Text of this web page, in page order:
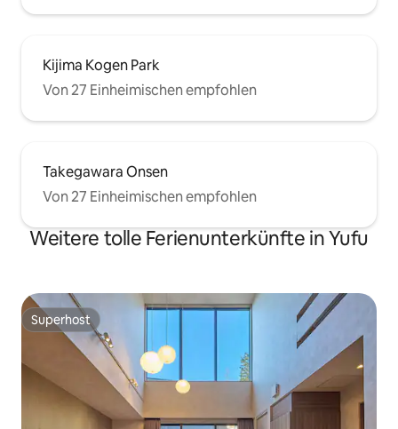
Kijima Kogen Park
Von 27 Einheimischen empfohlen
Takegawara Onsen
Von 27 Einheimischen empfohlen
Weitere tolle Ferienunterkünfte in Yufu
Superhost
Superhost